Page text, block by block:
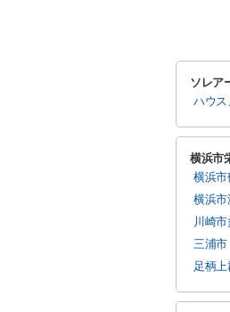
ソレア
ハウス
横浜市
横浜市
横浜市
川崎
三浦市
足柄